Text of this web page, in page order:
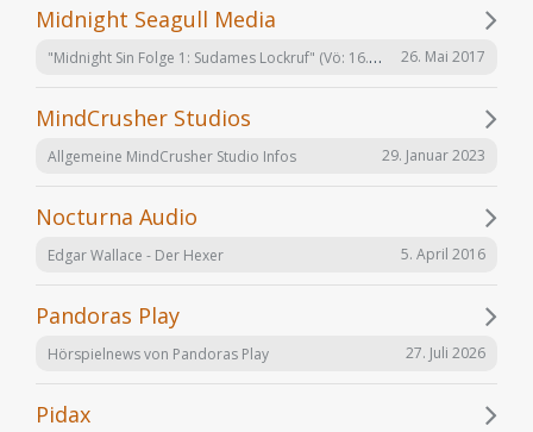
Midnight Seagull Media
"Midnight Sin Folge 1: Sudames Lockruf" (Vö: 16.06.2017) 26. Mai 2017
MindCrusher Studios
Allgemeine MindCrusher Studio Infos 29. Januar 2023
Nocturna Audio
Edgar Wallace - Der Hexer 5. April 2016
Pandoras Play
Hörspielnews von Pandoras Play 27. Juli 2026
Pidax